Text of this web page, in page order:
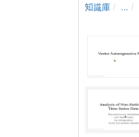
知識庫 ...